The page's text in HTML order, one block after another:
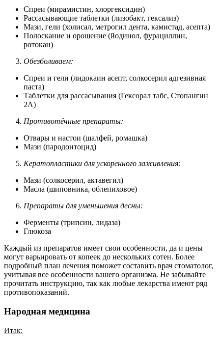
Спреи (мирамистин, хлоргексидин)
Рассасывающие таблетки (лизобакт, гексализ)
Мази, гели (холисал, метрогил дента, камистад, асепта)
Полоскание и орошение (йодинол, фурациллин,
ротокан)
Обезболиваем:
Спреи и гели (лидокаин асепт, солкосерил адгезивная
паста)
Таблетки для рассасывания (Гексорал табс, Стопангин
2А)
Противотёчные препараты:
Отвары и настои (шалфей, ромашка)
Мази (пародонтоцид)
Кератопластики для ускоренного заживления:
Мази (солкосерил, актавегил)
Масла (шиповника, облепиховое)
Препараты для уменьшения десны:
Ферменты (трипсин, лидаза)
Глюкоза
Каждый из препаратов имеет свои особенности, да и цены
могут варьировать от копеек до нескольких сотен. Более
подробный план лечения поможет составить врач стоматолог,
учитывая все особенности вашего организма. Не забывайте
прочитать инструкцию, так как любые лекарства имеют ряд
противопоказаний.
Народная медицина
Итак: